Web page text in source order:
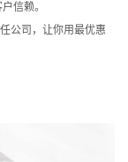
信赖。
公司，让你用最优惠